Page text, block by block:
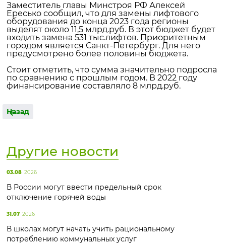
Заместитель главы Минстроя РФ Алексей
Ересько сообщил, что для замены лифтового
оборудования до конца 2023 года регионы
выделят около 11,5 млрд.руб. В этот бюджет будет
входить замена 531 тыс.лифтов. Приоритетным
городом является Санкт-Петербург. Для него
предусмотрено более половины бюджета.
Стоит отметить, что сумма значительно подросла
по сравнению с прошлым годом. В 2022 году
финансирование составляло 8 млрд.руб.
Назад
Другие новости
03.08 2026
В России могут ввести предельный срок
отключение горячей воды
31.07 2026
В школах могут начать учить рациональному
потреблению коммунальных услуг